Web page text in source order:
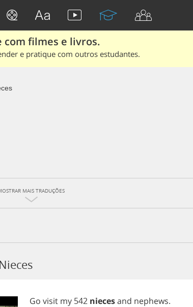
com filmes e livros.
e pratique com outros estudantes.
MAIS TRADUÇÕES
Go visit my 542 niecesand nephews.